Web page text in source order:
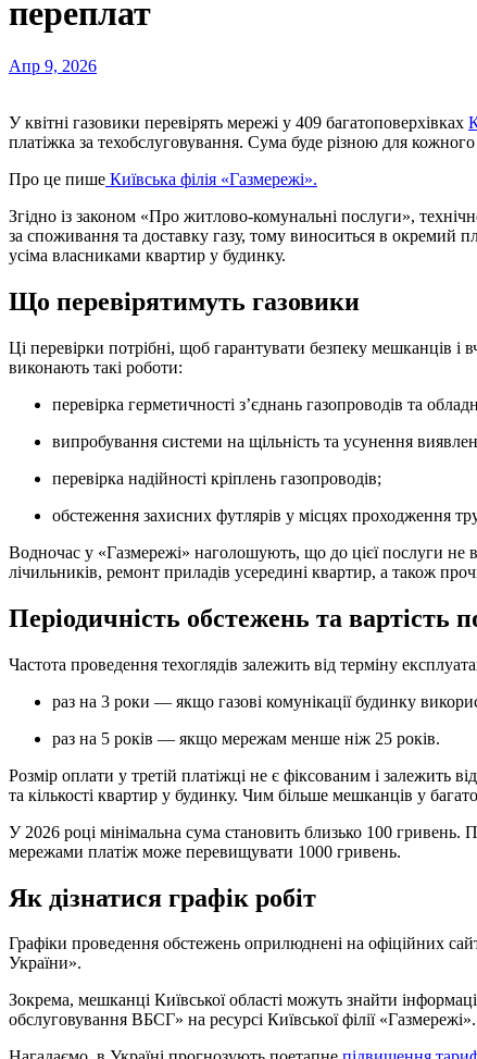
переплат
Апр 9, 2026
У квітні газовики перевірять мережі у 409 багатоповерхівках
платіжка за техобслуговування. Сума буде різною для
Про це пише Київська філія «Газмережі».
Згідно із законом «Про житлово-комунальні послуги»,
за споживання та доставку газу, тому виноситься в окремий
усіма власниками квартир у будинку.
Що перевірятимуть газовики
Ці перевірки потрібні, щоб гарантувати безпеку мешканців і
виконають такі роботи:
перевірка герметичності з’єднань газопроводів та
випробування системи на щільність та усунення
перевірка надійності кріплень газопроводів;
обстеження захисних футлярів у місцях проходження
Водночас у «Газмережі» наголошують, що до цієї послуги не
лічильників, ремонт приладів усередині квартир, а також
Періодичність обстежень та вартість
Частота проведення техоглядів залежить від терміну
раз на 3 роки — якщо газові комунікації будинку
раз на 5 років — якщо мережам менше ніж 25 років.
Розмір оплати у третій платіжці не є фіксованим і залежить
та кількості квартир у будинку. Чим більше мешканців у
У 2026 році мінімальна сума становить близько 100 гривень.
мережами платіж може перевищувати 1000 гривень.
Як дізнатися графік робіт
Графіки проведення обстежень оприлюднені на офіційних
України».
Зокрема, мешканці Київської області можуть знайти
обслуговування ВБСГ» на ресурсі Київської філії «Газмережі».